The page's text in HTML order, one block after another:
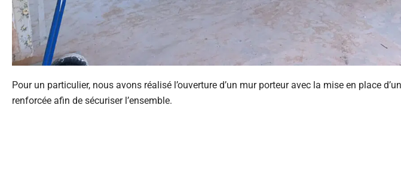
Pour un particulier, nous avons réalisé l’ouverture d’un mur porteur avec la mise en place
renforcée afin de sécuriser l’ensemble.